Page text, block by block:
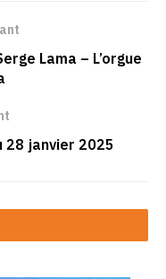
Lama – L’orgue
28 janvier 2025